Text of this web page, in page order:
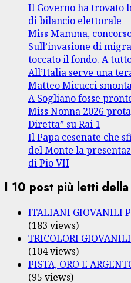
Il Governo ha trovato
di bilancio elettorale
Miss Mamma,
Sull’invasione di
toccato il fondo. A
All’Italia serve una
Matteo Micucci
A Sogliano fosse
Miss Nonna 2026
Diretta” su Rai 1
Il Papa cesenate che
del Monte la
di Pio VII
I 10 post più letti della
ITALIANI GIOVANILI
(183 views)
TRICOLORI
(104 views)
PISTA, ORO E
(95 views)